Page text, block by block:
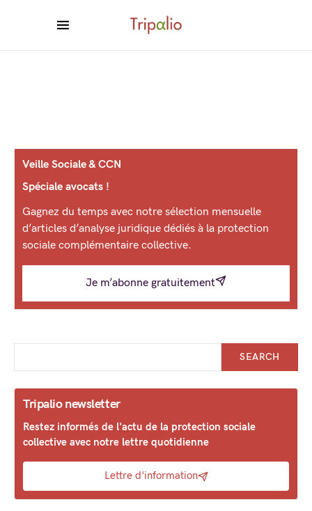
Veille Sociale & CCN
Spéciale avocats !
Gagnez du temps avec notre sélection mensuelle
d’articles d’analyse juridique dédiés à la protection
sociale complémentaire collective.
Je m’abonne gratuitement
SEARCH
Tripalio newsletter
Restez informés de l'actu de la protection sociale
collective avec notre lettre quotidienne
Lettre d'information